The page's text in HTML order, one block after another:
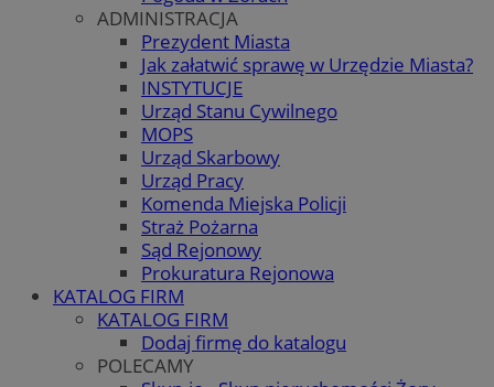
ADMINISTRACJA
Prezydent Miasta
Jak załatwić sprawę w Urzędzie Miasta?
INSTYTUCJE
Urząd Stanu Cywilnego
MOPS
Urząd Skarbowy
Urząd Pracy
Komenda Miejska Policji
Straż Pożarna
Sąd Rejonowy
Prokuratura Rejonowa
KATALOG FIRM
KATALOG FIRM
Dodaj firmę do katalogu
POLECAMY